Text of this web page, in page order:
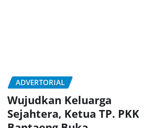
ADVERTORIAL
Wujudkan Keluarga
Sejahtera, Ketua TP. PKK